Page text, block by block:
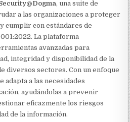
, una suite de
a las organizaciones a proteger
cumplir con estándares de
La plataforma
avanzadas para
integridad y disponibilidad de la
diversos sectores. Con un enfoque
adapta a las necesidades
ayudándolas a prevenir
eficazmente los riesgos
de la información.